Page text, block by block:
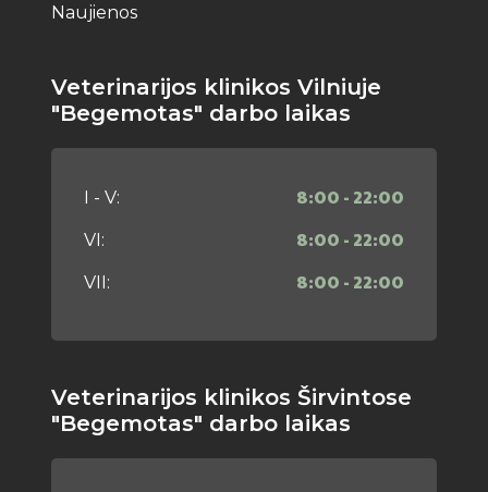
Naujienos
Veterinarijos klinikos Vilniuje
"Begemotas" darbo laikas
I - V: 8:00 - 22:00
VI: 8:00 - 22:00
VII: 8:00 - 22:00
Veterinarijos klinikos Širvintose
"Begemotas" darbo laikas